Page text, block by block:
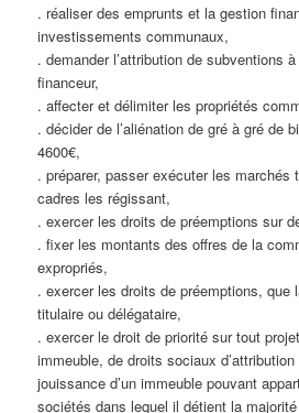
. réaliser des emprunts et la gestion
investissements communaux,
. demander l’attribution de subventions
financeur,
. affecter et délimiter les propriétés
. décider de l’aliénation de gré à gré de
4600€,
. préparer, passer exécuter les
cadres les régissant,
. exercer les droits de préemptions sur
. fixer les montants des offres de la
expropriés,
. exercer les droits de préemptions, que
titulaire ou délégataire,
. exercer le droit de priorité sur tout
immeuble, de droits sociaux
jouissance d’un immeuble pouvant
sociétés dans lequel il détient la